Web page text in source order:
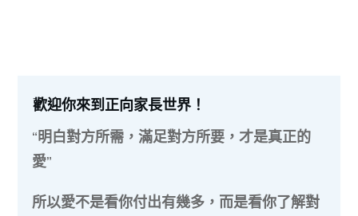
歡迎你來到正向家長世界！
“明白對方所需，滿足對方所要，才是真正的
愛”
所以愛不是看你付出有幾多，而是看你了解對